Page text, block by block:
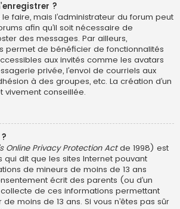
?
faire, mais l’administrateur du forum peut
afin qu’il soit nécessaire de
des messages. Par ailleurs,
permet de bénéficier de fonctionnalités
aux invités comme les avatars
privée, l’envoi de courriels aux
à des groupes, etc. La création d’un
conseillée.
Online Privacy Protection Actde 1998) est
qui dit que les sites Internet pouvant
de mineurs de moins de 13 ans
écrit des parents (ou d’un
de ces informations permettant
moins de 13 ans. Si vous n’êtes pas sûr